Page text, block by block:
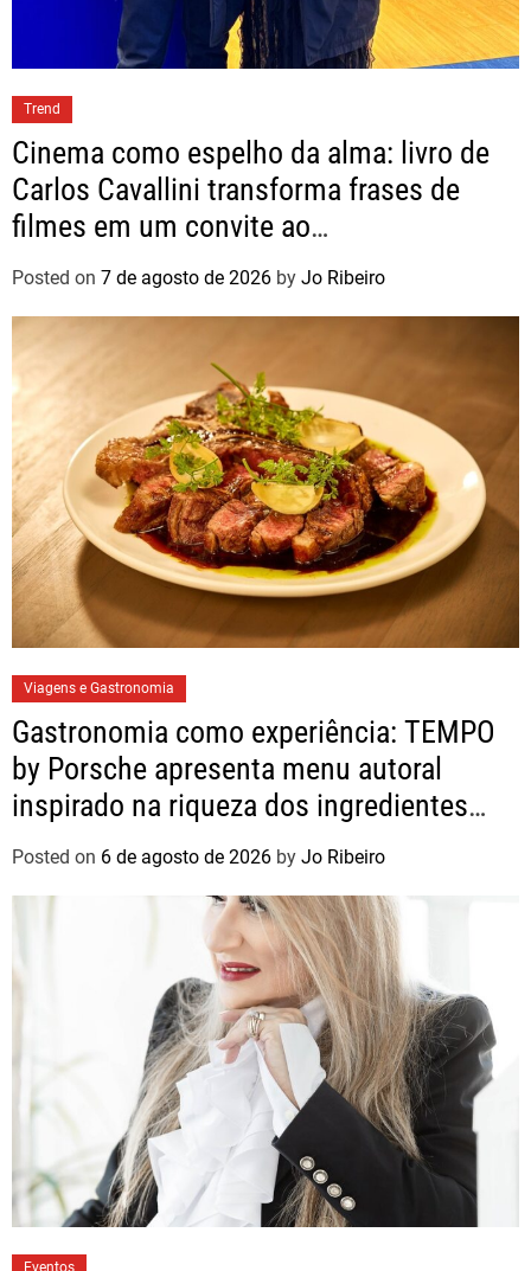
Trend
Cinema como espelho da alma: livro de
Carlos Cavallini transforma frases de
filmes em um convite ao
autoconhecimento
Posted on 7 de agosto de 2026 by Jo Ribeiro
Viagens e Gastronomia
Gastronomia como experiência: TEMPO
by Porsche apresenta menu autoral
inspirado na riqueza dos ingredientes
brasileiros
Posted on 6 de agosto de 2026 by Jo Ribeiro
Eventos